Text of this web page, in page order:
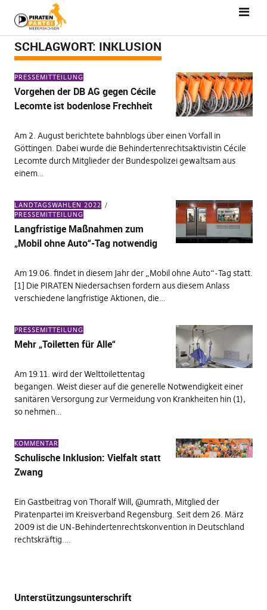
SCHLAGWORT: INKLUSION
PRESSEMITTEILUNG
Vorgehen der DB AG gegen Cécile
Lecomte ist bodenlose Frechheit
Am 2. August berichtete bahnblogs über einen Vorfall in
Göttingen. Dabei wurde die Behindertenrechtsaktivistin Cécile
Lecomte durch Mitglieder der Bundespolizei gewaltsam aus
einem…
LANDTAGSWAHLEN 2022
PRESSEMITTEILUNG
Langfristige Maßnahmen zum
„Mobil ohne Auto“-Tag notwendig
Am 19.06. findet in diesem Jahr der „Mobil ohne Auto“-Tag statt.
[1] Die PIRATEN Niedersachsen fordern aus diesem Anlass
verschiedene langfristige Aktionen, die…
PRESSEMITTEILUNG
Mehr „Toiletten für Alle“
Am 19.11. wird der Welttoilettentag
begangen. Weist dieser auf die generelle Notwendigkeit einer
sanitären Versorgung zur Vermeidung von Krankheiten hin (1),
so nehmen…
KOMMENTAR
Schulische Inklusion: Vielfalt statt
Zwang
Ein Gastbeitrag von Thoralf Will, @umrath, Mitglied der
Piratenpartei im Kreisverband Regensburg. Seit dem 26. März
2009 ist die UN-Behindertenrechtskonvention in Deutschland
rechtskräftig.…
Unterstützungsunterschrift